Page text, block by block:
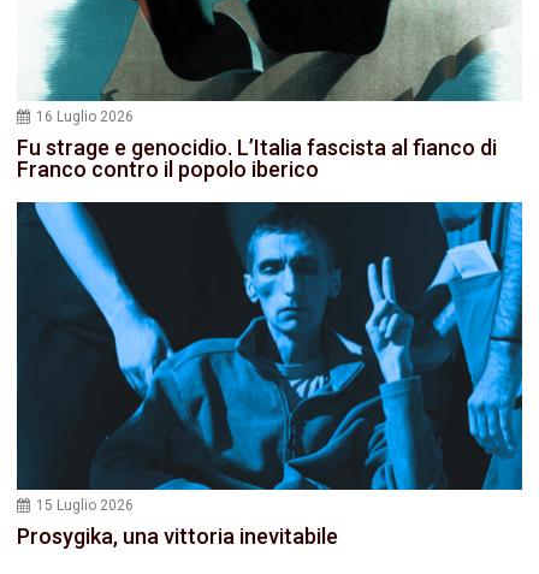
16 Luglio 2026
Fu strage e genocidio. L’Italia fascista al fianco di
Franco contro il popolo iberico
15 Luglio 2026
Prosygika, una vittoria inevitabile